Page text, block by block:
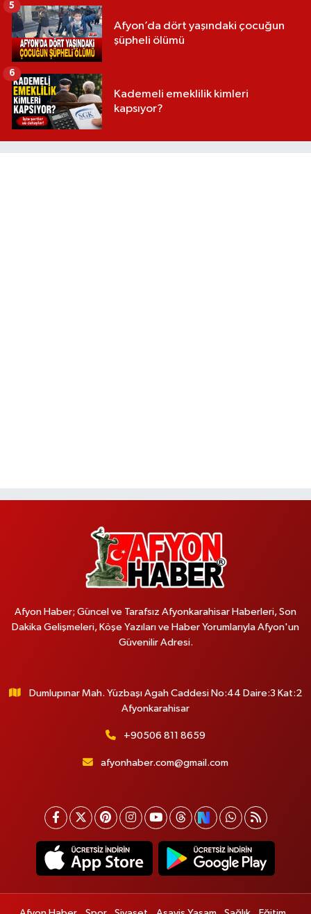
Afyon’da dört yaşındaki çocuğun
şüpheli ölümü
5
Kademeli emeklilik kimleri
kapsıyor?
6
Afyon Haber; Güncel ve Tarafsız Afyonkarahisar Haberleri, Son
Dakika Gelişmeleri, Köşe Yazıları ve Haber Yorumlarıyla Afyon'un
Güvenilir Adresi.
Dumlupınar Mah. Yüzbaşı Agah Caddesi No:44 Daire:3 Kat:2
Afyonkarahisar
+90506 811 8659
afyonhaber.com@gmail.com